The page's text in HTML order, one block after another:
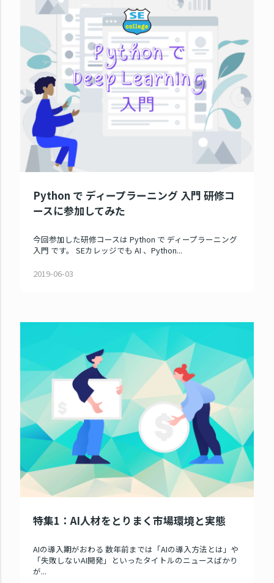
Python で ディープラーニング 入門 研修コ
ースに参加してみた
今回参加した研修コースは Python で ディープラーニング
入門 です。 SEカレッジでも AI 、Python...
2019-06-03
特集1：AI人材をとりまく市場環境と実態
AIの導入期がおわる 数年前までは「AIの導入方法とは」や
「失敗しないAI開発」といったタイトルのニュースばかり
が...